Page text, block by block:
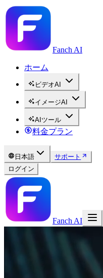
Fanch AI
ホーム
ビデオAI
イメージAI
AIツール
料金プラン
日本語
サポート
ログイン
Fanch AI